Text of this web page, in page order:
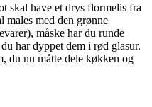
skal have et drys flormelis fra
males med den grønne
måske har du runde
har dyppet dem i rød glasur.
du nu måtte dele køkken og